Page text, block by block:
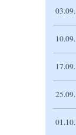
03.09.
10.09.
17.09.
25.09.
01.10.